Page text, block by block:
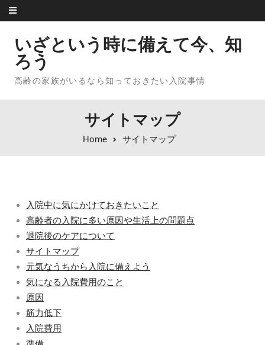
Skip to content
いざという時に備えて今、知
ろう
高齢の家族がいるなら知っておきたい入院事情
サイトマップ
Home サイトマップ
入院中に気にかけておきたいこと
高齢者の入院に多い原因や生活上の問題点
退院後のケアについて
サイトマップ
元気なうちから入院に備えよう
気になる入院費用のこと
原因
筋力低下
入院費用